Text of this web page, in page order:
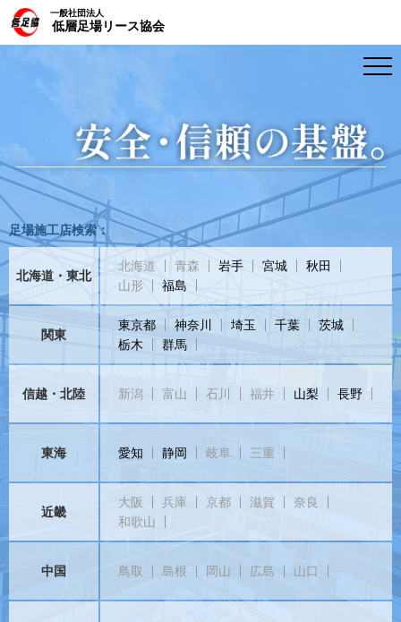
一般社団法人
低層足場リース協会
足場施工店検索：
北海道・東北
北海道 青森 岩手 宮城
秋田
山形
福島
関東
東京都 神奈川 埼玉 千葉
茨城
栃木
群馬
信越・北陸 新潟 富山 石川 福井 山梨 長野
東海 愛知 静岡 岐阜 三重
近畿
大阪 兵庫 京都 滋賀
奈良
和歌山
中国 鳥取 島根 岡山 広島 山口